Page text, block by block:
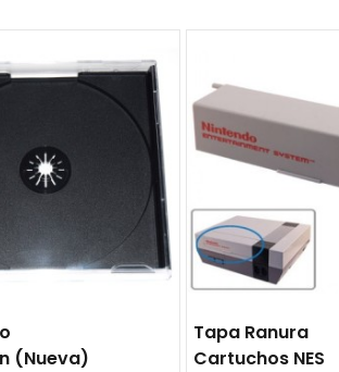
(nueva)
Tapa Ranura
Cartuchos NES